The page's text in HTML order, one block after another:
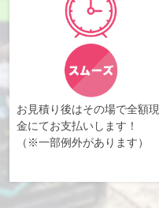
お見積り後はその場で全額現
金にてお支払いします！
（※一部例外があります）